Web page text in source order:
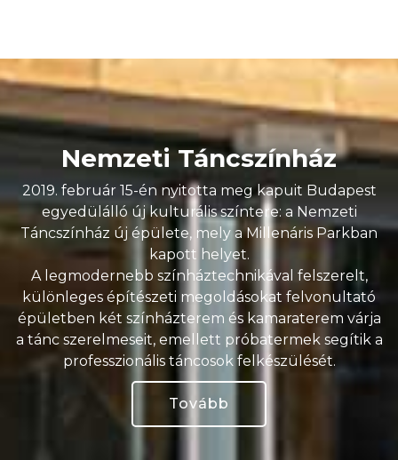
Nemzeti Táncszínház
2019. február 15-én nyitotta meg kapuit Budapest
egyedülálló új kulturális színtere: a Nemzeti
Táncszínház új épülete, mely a Millenáris Parkban
kapott helyet.
A legmodernebb színháztechnikával felszerelt,
különleges építészeti megoldásokat felvonultató
épületben két színházterem és kamaraterem várja
a tánc szerelmeseit, emellett próbatermek segítik a
professzionális táncosok felkészülését.
Tovább